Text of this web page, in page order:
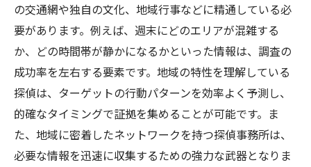
滋賀の探偵が提供する浮気調査の実力とは
浮気調査に強い探偵事務所が持つ実力の秘
密
実力で選ぶ滋賀の探偵事務所の見極め方
浮気調査で実力を発揮する探偵の特徴
実力が光る探偵事務所で浮気調査を成功さ
せる
の交通網や独自の文化、地域行事などに精通している必
要があります。例えば、週末にどのエリアが混雑する
か、どの時間帯が静かになるかといった情報は、調査の
成功率を左右する要素です。地域の特性を理解している
探偵は、ターゲットの行動パターンを効率よく予測し、
的確なタイミングで証拠を集めることが可能です。ま
た、地域に密着したネットワークを持つ探偵事務所は、
必要な情報を迅速に収集するための強力な武器となりま